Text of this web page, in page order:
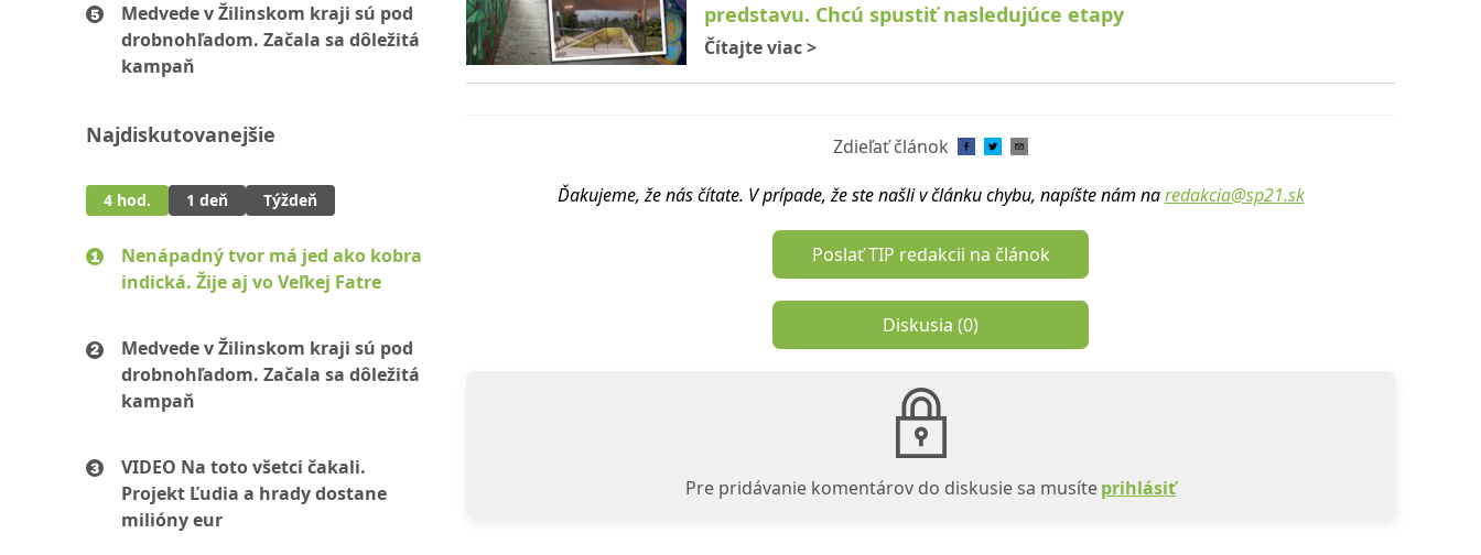
Medvede v Žilinskom kraji sú pod
drobnohľadom. Začala sa dôležitá
kampaň
Najdiskutovanejšie
4 hod. 1 deň Týždeň
Nenápadný tvor má jed ako kobra
indická. Žije aj vo Veľkej Fatre
Medvede v Žilinskom kraji sú pod
drobnohľadom. Začala sa dôležitá
kampaň
VIDEO Na toto všetci čakali.
Projekt Ľudia a hrady dostane
milióny eur
predstavu. Chcú spustiť nasledujúce etapy
Čítajte viac>
Zdieľať článok
Ďakujeme, že nás čítate. V prípade, že ste našli v článku chybu, napíšte nám na redakcia@sp21.sk
Poslať TIP redakcii na článok
Diskusia (0)
Pre pridávanie komentárov do diskusie sa musíteprihlásiť